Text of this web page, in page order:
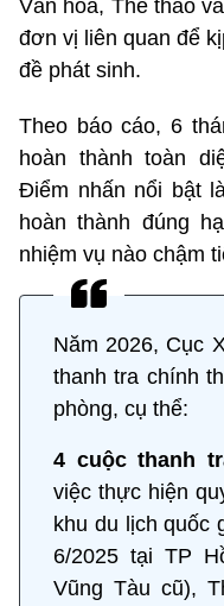
Văn hóa, Thể thao
đơn vị liên quan để
đề phát sinh.
Theo báo cáo, 6
hoàn thành toàn
Điểm nhấn nổi bật
hoàn thành đúng
nhiệm vụ nào chậm
Năm 2026, Cục
thanh tra chính
phòng, cụ thể:
4 cuộc thanh
việc thực hiện
khu du lịch quốc
6/2025 tại TP
Vũng Tàu cũ),